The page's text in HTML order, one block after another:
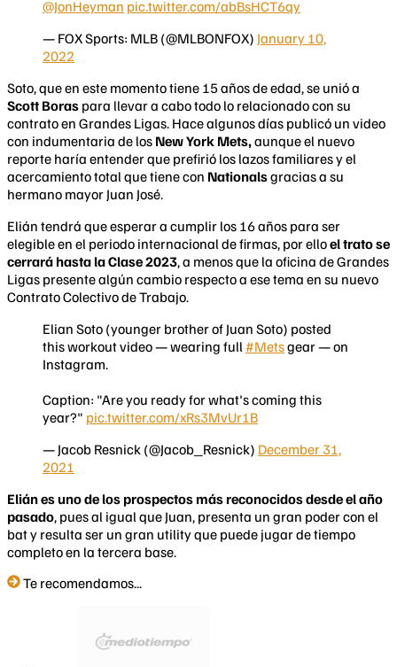
@JonHeyman pic.twitter.com/abBsHCT6qy
— FOX Sports: MLB (@MLBONFOX) January 10,
2022
​Soto, que en este momento tiene 15 años de edad, se unió a
Scott Boras para llevar a cabo todo lo relacionado con su
contrato en Grandes Ligas. Hace algunos días publicó un video
con indumentaria de los New York Mets,aunque el nuevo
reporte haría entender que prefirió los lazos familiares y el
acercamiento total que tiene con Nationalsgracias a su
hermano mayor Juan José.
Elián tendrá que esperar a cumplir los 16 años para ser
elegible en el periodo internacional de firmas, por elloel trato se
cerrará hasta la Clase 2023, a menos que la oficina de Grandes
Ligas presente algún cambio respecto a ese tema en su nuevo
Contrato Colectivo de Trabajo.
Elian Soto (younger brother of Juan Soto) posted
this workout video — wearing full #Metsgear — on
Instagram.
Caption: "Are you ready for what's coming this
year?" pic.twitter.com/xRs3MvUr1B
— Jacob Resnick (@Jacob_Resnick) December 31,
2021
Elián es uno de los prospectos más reconocidos desde el año
pasado, pues al igual que Juan, presenta un gran poder con el
bat y resulta ser un gran utility que puede jugar de tiempo
completo en la tercera base.
Te recomendamos...